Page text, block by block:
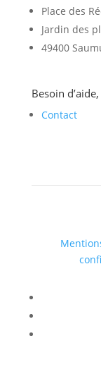
Place des
Jardin des
49400
Besoin
Contact